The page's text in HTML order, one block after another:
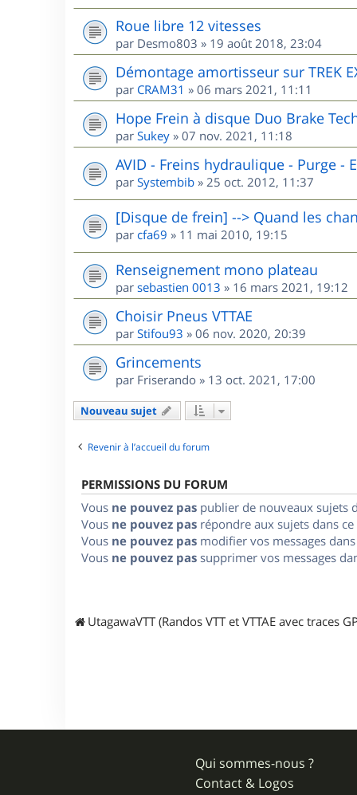
Roue libre 12 vitesses
par Desmo803 » 19 août 2018, 23:04
Démontage amortisseur sur TREK
par CRAM31 » 06 mars 2021, 11:11
Hope Frein à disque Duo Brake
par Sukey » 07 nov. 2021, 11:18
AVID - Freins hydraulique - Purge -
par Systembib » 25 oct. 2012, 11:37
[Disque de frein] --> Quand les
par cfa69 » 11 mai 2010, 19:15
Renseignement mono plateau
par sebastien 0013 » 16 mars 2021, 19:12
Choisir Pneus VTTAE
par Stifou93 » 06 nov. 2020, 20:39
Grincements
par Friserando » 13 oct. 2021, 17:00
Nouveau sujet
Revenir à l’accueil du forum
PERMISSIONS DU FORUM
Vous ne pouvez pas publier de nouveaux sujets
Vous ne pouvez pas répondre aux sujets dans
Vous ne pouvez pas modifier vos messages
Vous ne pouvez pas supprimer vos messages
UtagawaVTT (Randos VTT et VTTAE avec traces
Qui sommes-nous ?
Contact & Logos